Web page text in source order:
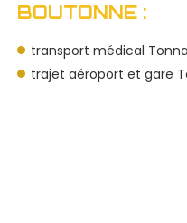
BOUTONNE :
transport médical
trajet aéroport et gare